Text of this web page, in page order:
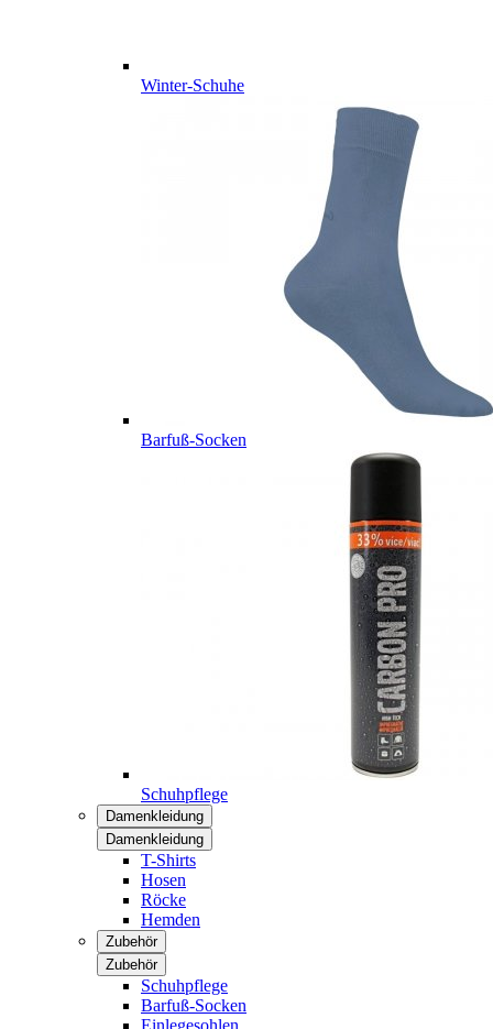
Winter-Schuhe
Barfuß-Socken
Schuhpflege
Damenkleidung
Damenkleidung
T-Shirts
Hosen
Röcke
Hemden
Zubehör
Zubehör
Schuhpflege
Barfuß-Socken
Einlegesohlen